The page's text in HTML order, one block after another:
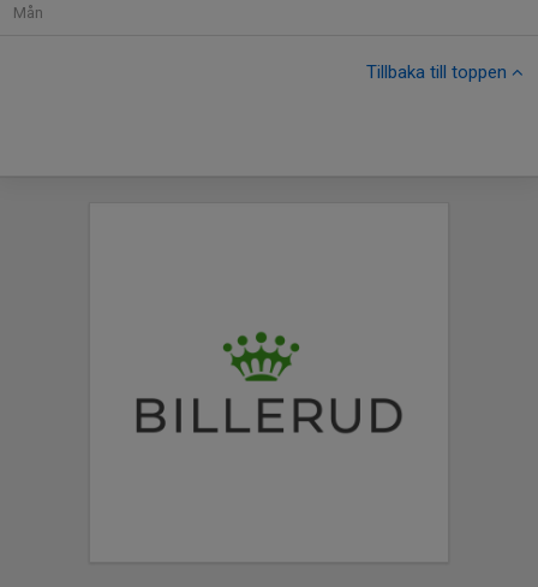
Mån
Tillbaka till toppen